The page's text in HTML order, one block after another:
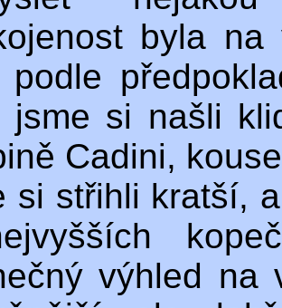
byla
podle
jsme si našli
Cadini,
si střihli kratší,
výhled na